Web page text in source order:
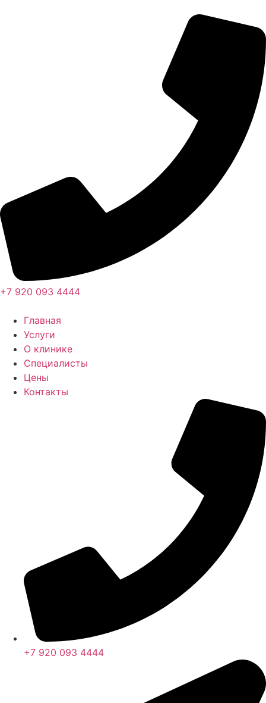
+7 920 093 4444
Главная
Услуги
О клинике
Специалисты
Цены
Контакты
+7 920 093 4444